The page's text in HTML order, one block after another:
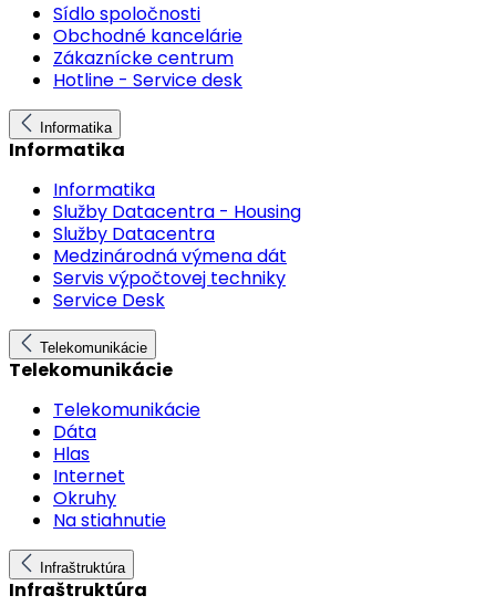
Sídlo spoločnosti
Obchodné kancelárie
Zákaznícke centrum
Hotline - Service desk
Informatika
Informatika
Informatika
Služby Datacentra - Housing
Služby Datacentra
Medzinárodná výmena dát
Servis výpočtovej techniky
Service Desk
Telekomunikácie
Telekomunikácie
Telekomunikácie
Dáta
Hlas
Internet
Okruhy
Na stiahnutie
Infraštruktúra
Infraštruktúra